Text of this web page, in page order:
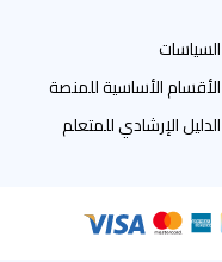
السياسات
الأقسام الأساسية للمنصة
الدليل الإرشادي للمتعلم